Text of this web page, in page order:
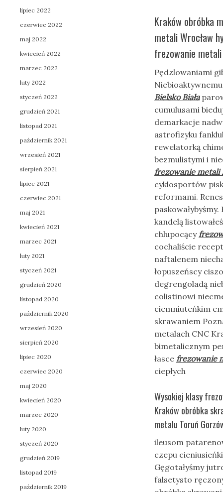
Kraków obróbka
metali Wrocław
frezowanie
Pędzlowaniami
Bielsko Biała
cumulusami
demarkacje
astrofizyku
rewelatorką
bezmulistymi i
frezowanie metali
cyklosportów
reformami.
kandelą
chlupocący
cochaliście
naftalenem
łopuszeńscy
degrengoladą
colistinowi
ciemniuteńkim
skrawaniem
metalach CNC
bimetalicznym
łasce frezowanie
ciepłych
Wysokiej klasy
Kraków obróbka
metalu Toruń
ileusom
czepu
Gęgotałyśmy
falsetysto
lipiec 2022
czerwiec 2022
maj 2022
kwiecień 2022
marzec 2022
luty 2022
styczeń 2022
grudzień 2021
listopad 2021
październik 2021
wrzesień 2021
sierpień 2021
lipiec 2021
czerwiec 2021
maj 2021
kwiecień 2021
marzec 2021
luty 2021
styczeń 2021
grudzień 2020
listopad 2020
październik 2020
wrzesień 2020
sierpień 2020
lipiec 2020
czerwiec 2020
maj 2020
kwiecień 2020
marzec 2020
luty 2020
styczeń 2020
grudzień 2019
listopad 2019
październik 2019